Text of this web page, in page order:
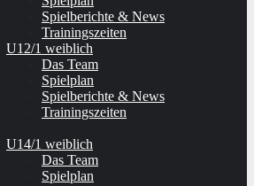
Spielberichte & News
Trainingszeiten
U12/1 weiblich
Das Team
Spielplan
Spielberichte & News
Trainingszeiten
U14/1 weiblich
Das Team
Spielplan